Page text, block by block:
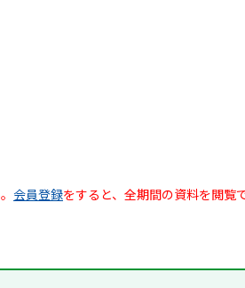
会員登録をすると、全期間の資料を閲覧